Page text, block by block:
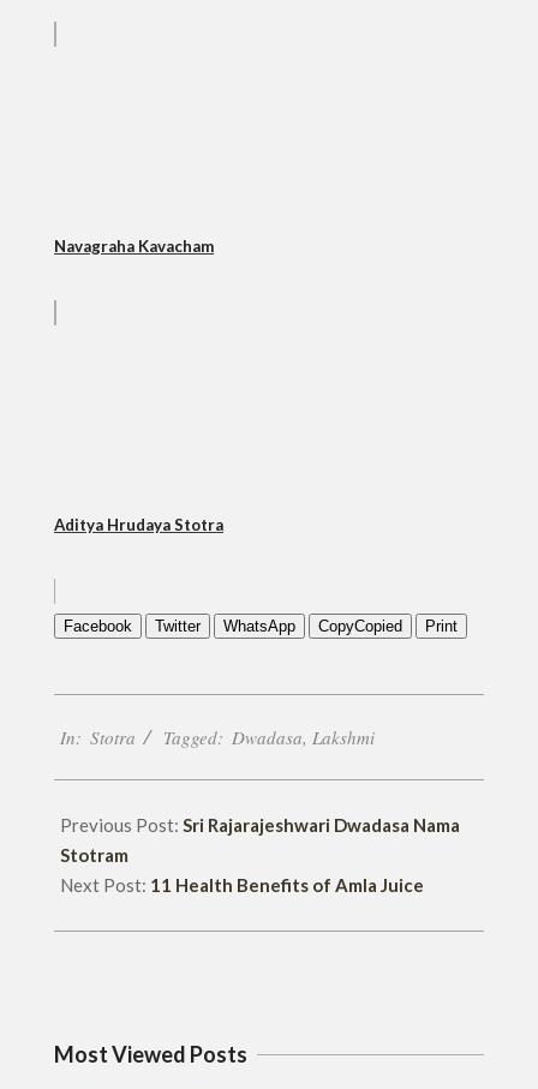
Navagraha Kavacham
Aditya Hrudaya Stotra
Facebook Twitter WhatsApp CopyCopied Print
02-
In: Stotra Tagged: Dwadasa, Lakshmi
Previous Post: Sri Rajarajeshwari Dwadasa Nama
Stotram
Next Post: 11 Health Benefits of Amla Juice
Most Viewed Posts